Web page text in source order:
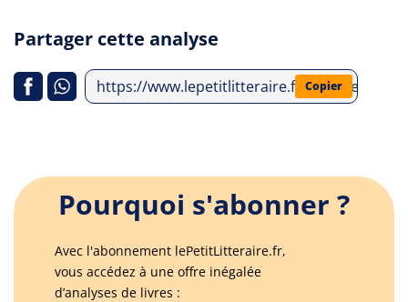
Partager cette analyse
https://www.lepetitlitteraire.fr/analyses-
Copier
Pourquoi s'abonner ?
Avec l'abonnement lePetitLitteraire.fr,
vous accédez à une offre inégalée
d’analyses de livres :